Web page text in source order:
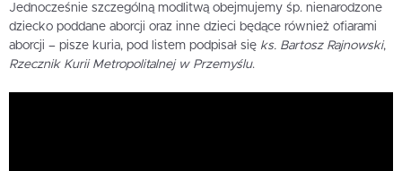
Jednocześnie szczególną modlitwą obejmujemy śp. nienarodzone
dziecko poddane aborcji oraz inne dzieci będące również ofiarami
aborcji – pisze kuria, pod listem podpisał się ks. Bartosz Rajnowski,
Rzecznik Kurii Metropolitalnej w Przemyślu.